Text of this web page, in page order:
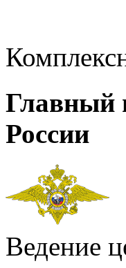
Главный
России
Ведение